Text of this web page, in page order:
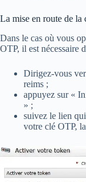
La mise en route de la
Dans le cas où vous
OTP, il est nécessaire
Dirigez-vous
reims ;
appuyez sur «
» ;
suivez le lien
votre clé OTP,